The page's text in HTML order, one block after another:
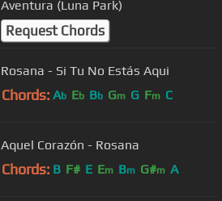
Aventura (Luna Park)
Request Chords
Rosana - Si Tu No Estás Aqui
Chords: Ab Eb Bb Gm G Fm C
Aquel Corazón - Rosana
Chords: B F# E Em Bm G#m A